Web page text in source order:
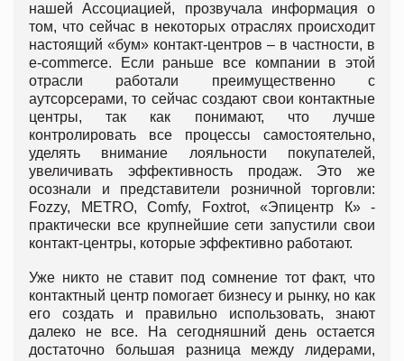
нашей Ассоциацией, прозвучала информация о
том, что сейчас в некоторых отраслях происходит
настоящий «бум» контакт-центров – в частности, в
e-commerce. Если раньше все компании в этой
отрасли работали преимущественно с
аутсорсерами, то сейчас создают свои контактные
центры, так как понимают, что лучше
контролировать все процессы самостоятельно,
уделять внимание лояльности покупателей,
увеличивать эффективность продаж. Это же
осознали и представители розничной торговли:
Fozzy, METRO, Comfy, Foxtrot, «Эпицентр К» -
практически все крупнейшие сети запустили свои
контакт-центры, которые эффективно работают.
Уже никто не ставит под сомнение тот факт, что
контактный центр помогает бизнесу и рынку, но как
его создать и правильно использовать, знают
далеко не все. На сегодняшний день остается
достаточно большая разница между лидерами,